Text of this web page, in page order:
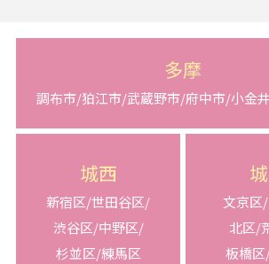
多摩
調布市/狛江市/武蔵野市/府中市/小金
城西
新宿区/世田谷区/
渋谷区/中野区/
杉並区/練馬区
文京区
北区/
板橋